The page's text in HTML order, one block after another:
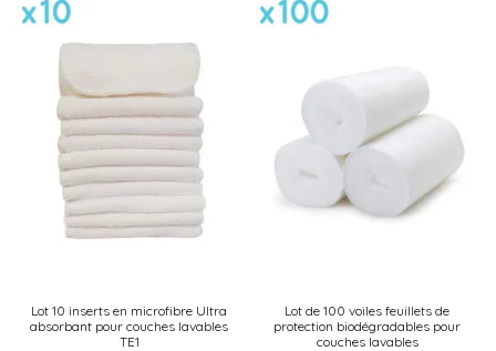
Lot 10 inserts en microfibre Ultra
absorbant pour couches lavables
TE1
Lot de 100 voiles feuillets de
protection biodégradables pour
couches lavables